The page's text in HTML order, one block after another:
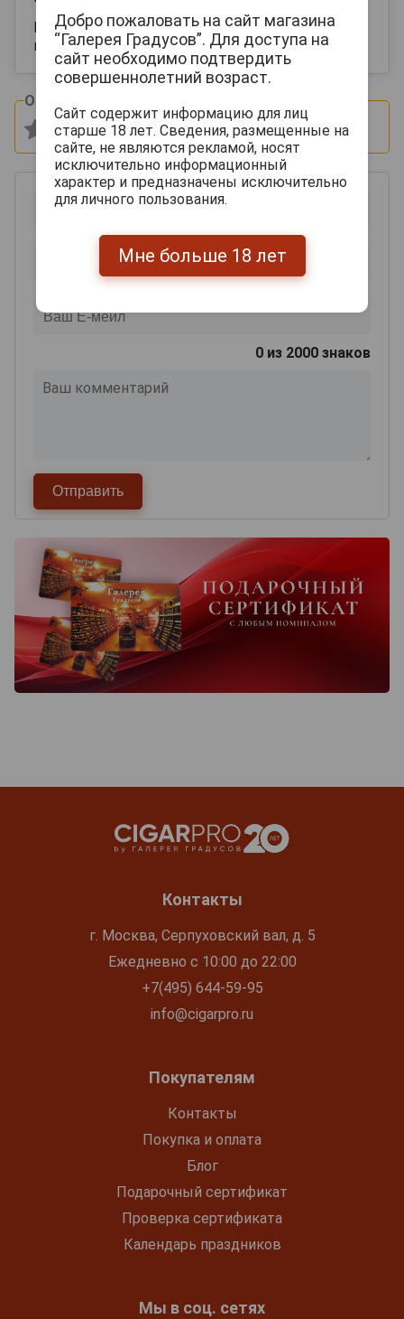
Брал в подарок , доволен покупкой Яркий
приятный баланс
Оцените и напишите отзыв:
0 из 2000 знаков
Контакты
г. Москва, Серпуховский вал, д. 5
Ежедневно с 10:00 до 22:00
+7(495) 644-59-95
info@cigarpro.ru
Покупателям
Контакты
Покупка и оплата
Блог
Подарочный сертификат
Проверка сертификата
Календарь праздников
Мы в соц. сетях
Добро пожаловать на сайт магазина
“Галерея Градусов”. Для доступа на
сайт необходимо подтвердить
совершеннолетний возраст.
Сайт содержит информацию для лиц
старше 18 лет. Сведения, размещенные на
сайте, не являются рекламой, носят
исключительно информационный
характер и предназначены исключительно
для личного пользования.
Мне больше 18 лет